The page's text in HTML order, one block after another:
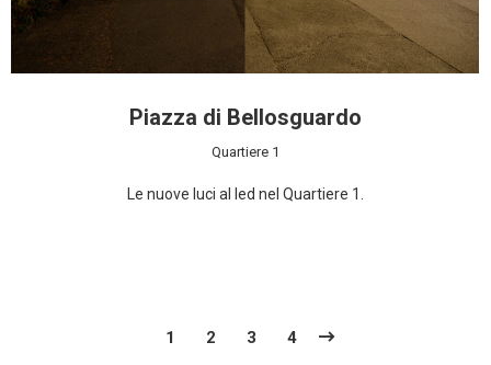
Piazza di Bellosguardo
Quartiere 1
Le nuove luci al led nel Quartiere 1.
1 2 3 4